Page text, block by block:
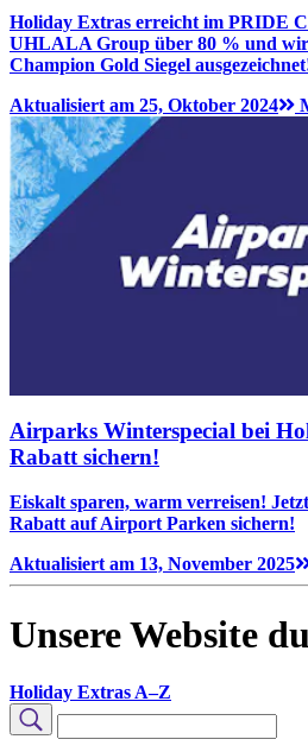
Holiday Extras erreicht im PRIDE
UHLALA Group über 80 % und
Champion Gold Siegel
Aktualisiert am 25, Oktober 2024
Airparks Winterspecial bei
Rabatt sichern!
Eiskalt sparen, warm verreisen!
Rabatt auf Airport Parken sichern!
Aktualisiert am 13, November 2025
Unsere Website
Holiday Extras A–Z
Suchen
Unsere
Website